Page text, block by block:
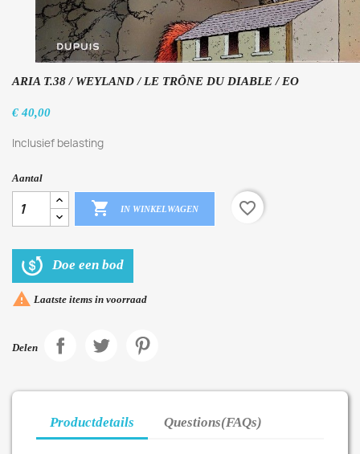
ARIA T.38 / WEYLAND / LE TRÔNE DU DIABLE / EO
€ 40,00
Inclusief belasting
Aantal
 IN WINKELWAGEN favorite_border
Doe een bod
 Laatste items in voorraad
Delen
Productdetails Questions(FAQs)